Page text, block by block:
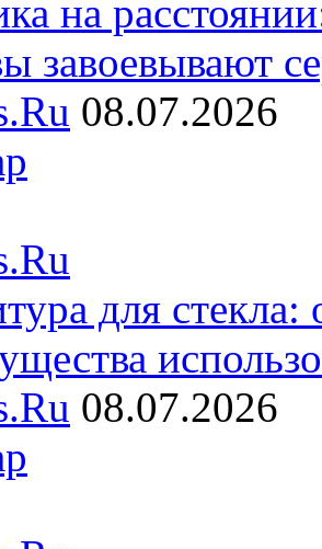
на
завоевывают
08.07.2026
для
08.07.2026